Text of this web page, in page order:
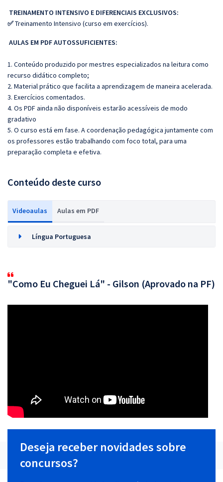
TREINAMENTO INTENSIVO E DIFERENCIAIS EXCLUSIVOS:
✅Treinamento Intensivo (curso em exercícios).
AULAS EM PDF AUTOSSUFICIENTES:
1. Conteúdo produzido por mestres especializados na leitura como
recurso didático completo;
2. Material prático que facilita a aprendizagem de maneira acelerada.
3. Exercícios comentados.
4. Os PDF ainda não disponíveis estarão acessíveis de modo
gradativo
5. O curso está em fase. A coordenação pedagógica juntamente com
os professores estão trabalhando com foco total, para uma
preparação completa e efetiva.
Conteúdo deste curso
Videoaulas Aulas em PDF
Língua Portuguesa
"Como Eu Cheguei Lá" - Gilson (Aprovado na PF)
Deseja receber novidades sobre
concursos?